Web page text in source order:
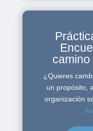
camino
¿Quieres
un propósito,
organización